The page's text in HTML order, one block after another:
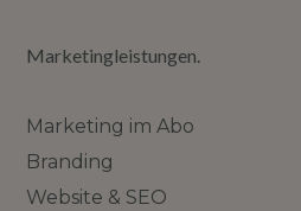
Marketingleistungen.
Marketing im Abo
Branding
Website & SEO